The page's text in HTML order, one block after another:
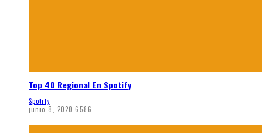
Top 40 Regional En Spotify
Spotify
junio 8, 2020 6586